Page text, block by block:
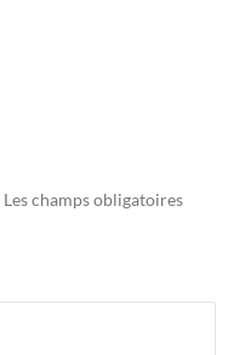
Les champs obligatoires